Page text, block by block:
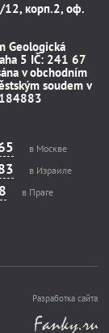
12, корп.2, оф.
Geologická
5 IČ: 241 67
v obchodním
soudem v
в Москве
в Израиле
в Праге
Разработка сайта